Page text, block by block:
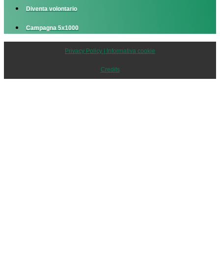
Diventa volontario
Campagna 5x1000
Privacy Policy | Informativa cookie
Credits